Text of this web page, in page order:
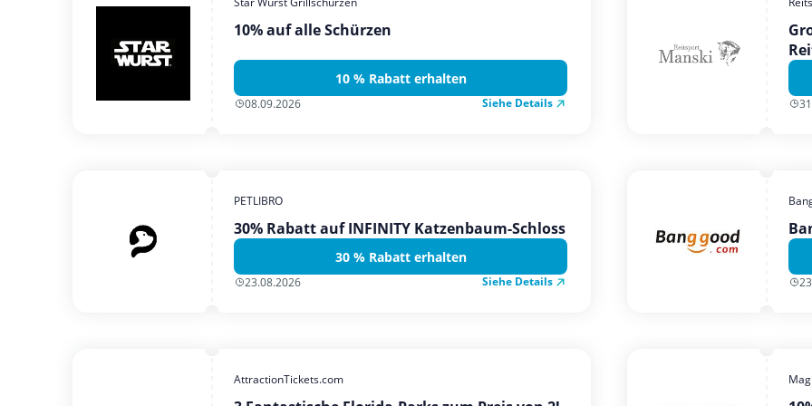
10% auf alle Schürzen
10 % Rabatt erhalten
08.09.2026 Siehe Details
PETLIBRO
30% Rabatt auf INFINITY Katzenbaum-Schloss
30 % Rabatt erhalten
23.08.2026 Siehe Details
AttractionTickets.com